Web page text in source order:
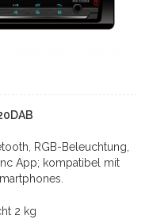
RGB-Beleuchtung,
App; kompatibel mit
2 kg